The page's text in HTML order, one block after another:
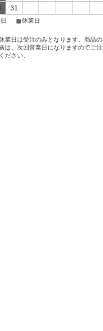
31
■休業日
業日は受注のみとなります。商品の
は、次回営業日になりますのでご注
ださい。